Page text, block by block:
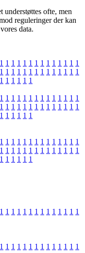
understøttes ofte, men
reguleringer der kan
data.
1 1 1 1 1 1 1 1 1 1 1 1 1 1
1 1 1 1 1 1 1 1 1 1 1 1 1 1
1 1 1 1 1 1
1 1 1 1 1 1 1 1 1 1 1 1 1 1
1 1 1 1 1 1 1 1 1 1 1 1 1 1
1 1 1 1 1 1
1 1 1 1 1 1 1 1 1 1 1 1 1 1
1 1 1 1 1 1 1 1 1 1 1 1 1 1
1 1 1 1 1 1
1 1 1 1 1 1 1 1 1 1 1 1 1 1
1 1 1 1 1 1 1 1 1 1 1 1 1 1